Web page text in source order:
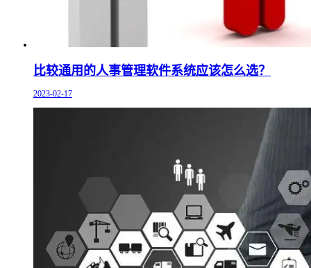
比较通用的人事管理软件系统应该怎么选？
2023-02-17